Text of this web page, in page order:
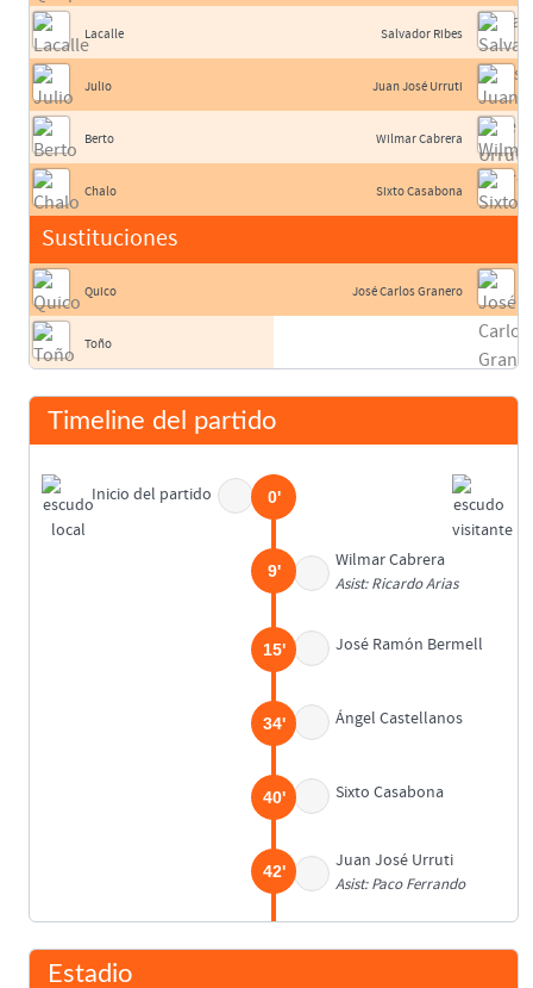
Lacalle
Julio
Berto
Chalo
Sustituciones
Quico
Toño
Salvador Ribes
Juan José Urruti
Wilmar Cabrera
Sixto Casabona
José Carlos Granero
Timeline del partido
Inicio del partido 0'
Wilmar Cabrera
Asist: Ricardo Arias
9'
José Ramón Bermell
15'
Ángel Castellanos
34'
Sixto Casabona
40'
Juan José Urruti
Asist: Paco Ferrando
42'
Descanso 45'
Estadio